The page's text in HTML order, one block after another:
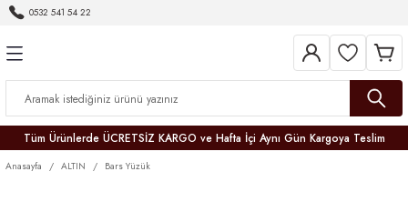
0532 541 54 22
Tüm Ürünlerde ÜCRETSİZ KARGO ve Hafta İçi Aynı Gün Kargoya Teslim
Anasayfa ALTIN Bars Yüzük